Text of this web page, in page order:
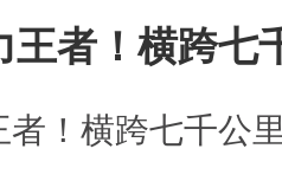
王者！横跨七
者！横跨七千公